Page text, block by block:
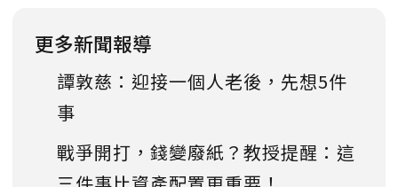
更多新聞報導
譚敦慈：迎接一個人老後，先想5件
事
戰爭開打，錢變廢紙？教授提醒：這